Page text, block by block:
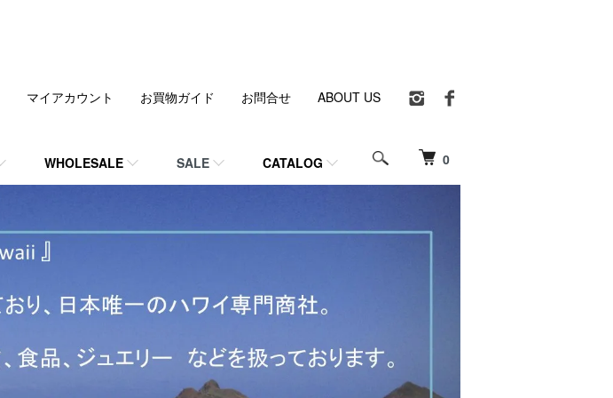
0
WHOLESALE SALE CATALOG
マイアカウント お買物ガイド お問合せ ABOUT US